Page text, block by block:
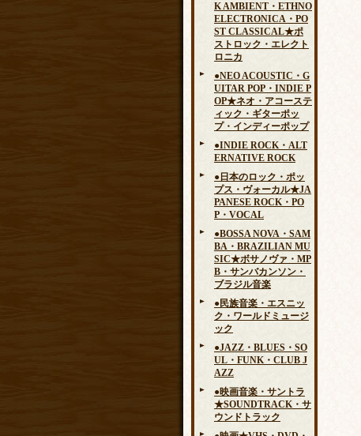
K AMBIENT・ETHNO
ELECTRONICA・PO
ST CLASSICAL★ポ
ストロック・エレクト
ロニカ
●NEO ACOUSTIC・G
UITAR POP・INDIE P
OP★ネオ・アコーステ
ィック・ギターポッ
プ・インディーポップ
●INDIE ROCK・ALT
ERNATIVE ROCK
●日本のロック・ポッ
プス・ヴォーカル★JA
PANESE ROCK・PO
P・VOCAL
●BOSSA NOVA・SAM
BA・BRAZILIAN MU
SIC★ボサノヴァ・MP
B・サンバカンソン・
ブラジル音楽
●民族音楽・エスニッ
ク・ワールドミュージ
ック
●JAZZ・BLUES・SO
UL・FUNK・CLUB J
AZZ
●映画音楽・サントラ
★SOUNDTRACK・サ
ウンドトラック